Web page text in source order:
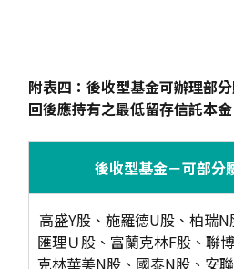
附表四：後收型基金可辦理部
回後應持有之最低留存信託本金
後收型基金－可部分
高盛Y股、施羅德U股、柏瑞
匯理Ｕ股、富蘭克林F股、聯
克林華美N股、國泰N股、安